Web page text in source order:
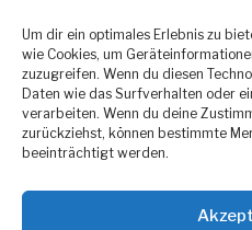
Um dir ein optimales Erlebnis zu
wie Cookies, um
zuzugreifen. Wenn du diesen
Daten wie das Surfverhalten oder
verarbeiten. Wenn du deine
zurückziehst, können bestimmte
beeinträchtigt werden.
Öffnungszeiten:
Montag bis Donnerstag:
9:00 – 17:00 Uhr
Freitag:
9:00 – 14:00 Uhr